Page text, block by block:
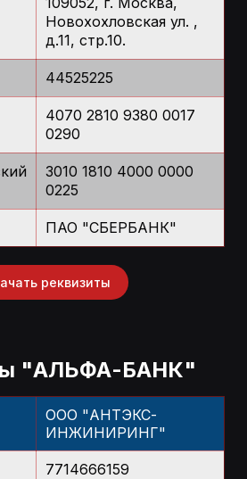
Новохохловская ул. ,
д.11, стр.10.
44525225
4070 2810 9380 0017
0290
3010 1810 4000 0000
0225
ПАО "СБЕРБАНК"
реквизиты
"АЛЬФА-БАНК"
ООО "АНТЭКС-
ИНЖИНИРИНГ"
7714666159